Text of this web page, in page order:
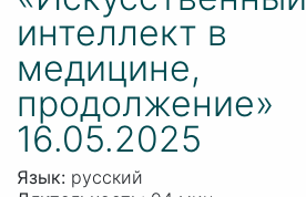
интеллект в
медицине,
продолжение»
16.05.2025
Язык: русский